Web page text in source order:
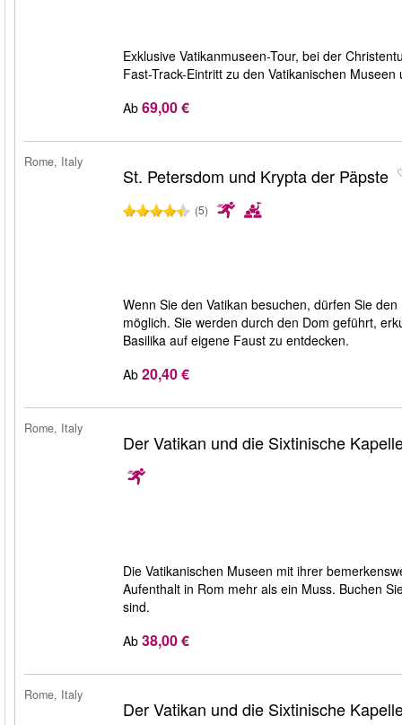
Exklusive Vatikanmuseen-Tour, bei der
Fast-Track-Eintritt zu den Vatikanischen
Ab 69,00 €
Rome, Italy
St. Petersdom und Krypta der Päpste
(5)
Wenn Sie den Vatikan besuchen, dürfen Sie
möglich. Sie werden durch den Dom geführt,
Basilika auf eigene Faust zu entdecken.
Ab 20,40 €
Rome, Italy
Der Vatikan und die Sixtinische
Die Vatikanischen Museen mit ihrer
Aufenthalt in Rom mehr als ein Muss. Buchen
sind.
Ab 38,00 €
Rome, Italy
Der Vatikan und die Sixtinische